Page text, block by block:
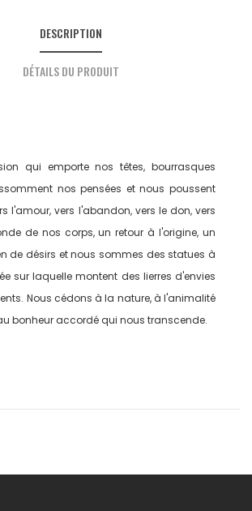
DESCRIPTION
DÉTAILS DU PRODUIT
qui emporte nos têtes, bourrasques
nos pensées et nous poussent
l'amour, vers l'abandon, vers le don, vers
de nos corps, un retour à l'origine, un
de désirs et nous sommes des statues à
sur laquelle montent des lierres d'envies
Nous cédons à la nature, à l'animalité
bonheur accordé qui nous transcende.